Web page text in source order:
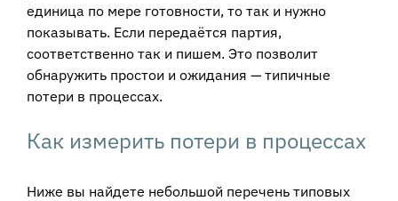
единица по мере готовности, то так и нужно
показывать. Если передаётся партия,
соответственно так и пишем. Это позволит
обнаружить простои и ожидания — типичные
потери в процессах.
Как измерить потери в процессах
Ниже вы найдете небольшой перечень типовых